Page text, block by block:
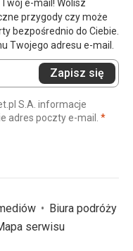
e-mail! Wolisz
przygody czy może
bezpośrednio do Ciebie.
Twojego adresu e-mail.
Zapisz się
S.A. informacje
adres poczty e-mail. *
Biura podróży
serwisu